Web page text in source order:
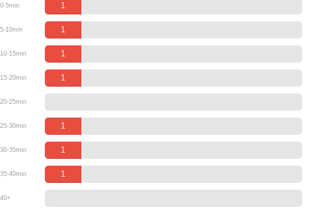
0-5min 1
5-10min 1
10-15min 1
15-20min 1
20-25min
25-30min 1
30-35min 1
35-40min 1
40+